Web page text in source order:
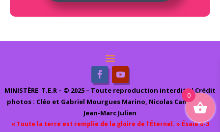
MINISTÈRE T.E.R – © 2025 – Toute reproduction interdite ! Crédit
photos : Cléo et Gabriel Mourgues Marino, Nicolas Cantrelle et
Jean-Marc Julien
« Toute la terre est remplie de la gloire de l’Éternel. » Ésaïe 6-3
0